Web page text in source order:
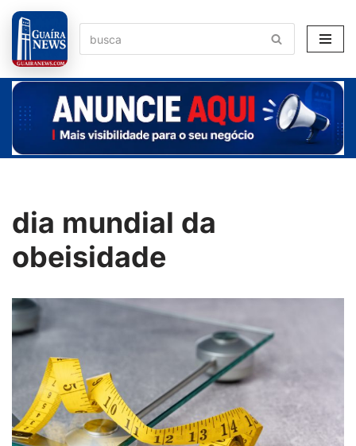
Pular
para
o
conteúdo
dia mundial da
obeisidade